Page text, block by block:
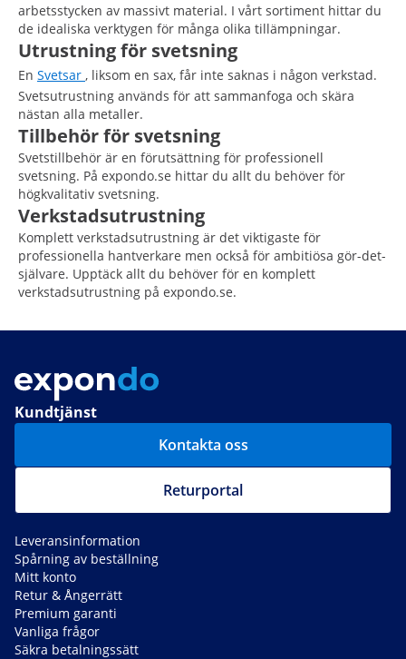
arbetsstycken av massivt material. I vårt sortiment hittar du
de idealiska verktygen för många olika tillämpningar.
Utrustning för svetsning
En Svetsar , liksom en sax, får inte saknas i någon verkstad.
Svetsutrustning används för att sammanfoga och skära
nästan alla metaller.
Tillbehör för svetsning
Svetstillbehör är en förutsättning för professionell
svetsning. På expondo.se hittar du allt du behöver för
högkvalitativ svetsning.
Verkstadsutrustning
Komplett verkstadsutrustning är det viktigaste för
professionella hantverkare men också för ambitiösa gör-det-
självare. Upptäck allt du behöver för en komplett
verkstadsutrustning på expondo.se.
Kundtjänst
Kontakta oss
Returportal
Leveransinformation
Spårning av beställning
Mitt konto
Retur & Ångerrätt
Premium garanti
Vanliga frågor
Säkra betalningssätt